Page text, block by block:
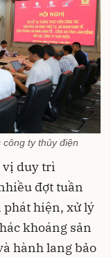
công ty thủy điện
vị duy trì
đợt tuần
hiện, xử lý
khoáng sản
hành lang bảo